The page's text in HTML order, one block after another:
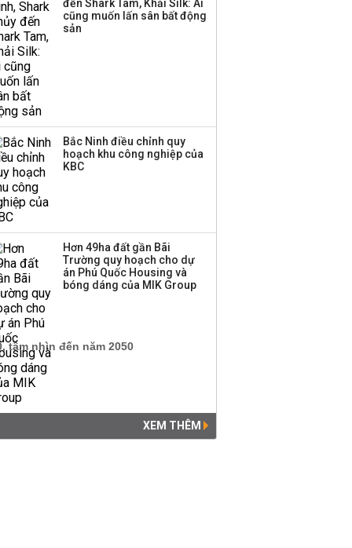
‘phất lên’ trong tháng 8,
nhóm ngành nào có
đến Shark Tam, Khải Silk: Ai
cũng muốn lấn sân bất động
sản
Bắc Ninh điều chỉnh quy
hoạch khu công nghiệp của
KBC
Hơn 49ha đất gần Bãi
Trường quy hoạch cho dự
án Phú Quốc Housing và
bóng dáng của MIK Group
XEM THÊM